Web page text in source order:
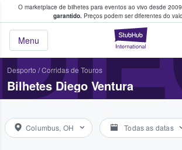
O marketplace de bilhetes para eventos ao vivo desde
garantido.Preços podem ser diferentes do
Menu
fãs compram e vendem
Desporto /Corridas de Touros
Bilhetes Diego Ventura
Columbus, OH Todas as datas